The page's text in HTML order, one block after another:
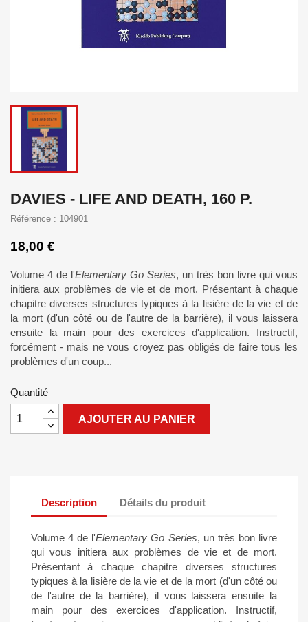
DAVIES - LIFE AND DEATH, 160 P.
Référence : 104901
18,00 €
Volume 4 de l'Elementary Go Series, un très bon livre qui vous
initiera aux problèmes de vie et de mort. Présentant à chaque
chapitre diverses structures typiques à la lisière de la vie et de
la mort (d'un côté ou de l'autre de la barrière), il vous laissera
ensuite la main pour des exercices d'application. Instructif,
forcément - mais ne vous croyez pas obligés de faire tous les
problèmes d'un coup...
Quantité
AJOUTER AU PANIER
Description Détails du produit
Volume 4 de l'Elementary Go Series, un très bon livre
qui vous initiera aux problèmes de vie et de mort.
Présentant à chaque chapitre diverses structures
typiques à la lisière de la vie et de la mort (d'un côté ou
de l'autre de la barrière), il vous laissera ensuite la
main pour des exercices d'application. Instructif,